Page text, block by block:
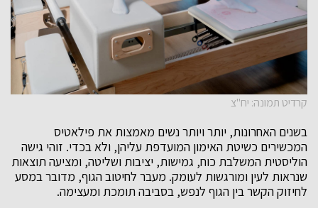
קרדיט תמונה: יח"צ
בשנים האחרונות, יותר ויותר נשים מאמצות את פילאטיס
המכשירים כשיטת האימון המועדפת עליהן, ולא בכדי. זוהי גישה
הוליסטית המשלבת כוח, גמישות, יציבות ושליטה, ומציעה תוצאות
שנראות לעין ומורגשות לעומק. מעבר לחיטוב הגוף, מדובר במסע
לחיזוק הקשר בין הגוף לנפש, בסביבה תומכת ומעצימה.